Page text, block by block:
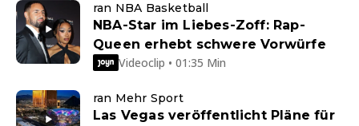
ran NBA Basketball
NBA-Star im Liebes-Zoff: Rap-
Queen erhebt schwere Vorwürfe
Videoclip • 01:35 Min
ran Mehr Sport
Las Vegas veröffentlicht Pläne für